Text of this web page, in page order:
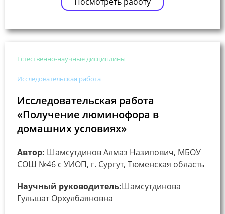
Естественно-научные дисциплины
Исследовательская работа
Исследовательская работа
«Получение люминофора в
домашних условиях»
Автор: Шамсутдинов Алмаз Назипович, МБОУ
СОШ №46 с УИОП, г. Сургут, Тюменская область
Научный руководитель:Шамсутдинова
Гульшат Орхулбаяновна